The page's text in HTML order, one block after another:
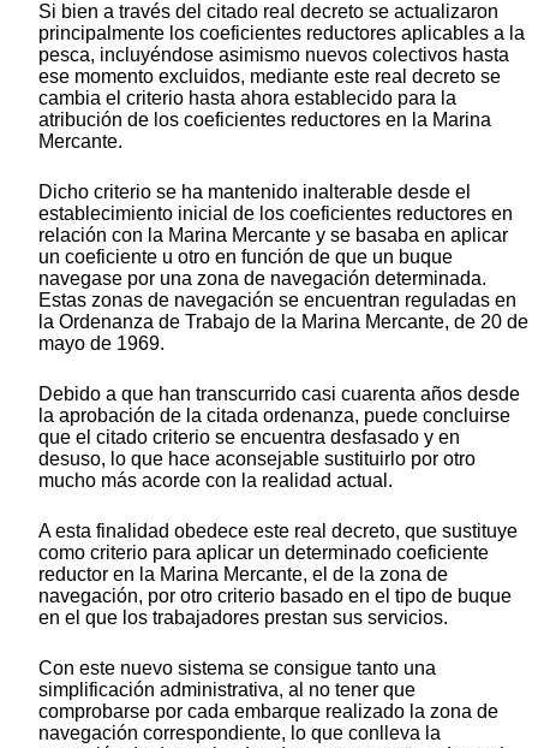
Si bien a través del citado real decreto se actualizaron
principalmente los coeficientes reductores aplicables a la
pesca, incluyéndose asimismo nuevos colectivos hasta
ese momento excluidos, mediante este real decreto se
cambia el criterio hasta ahora establecido para la
atribución de los coeficientes reductores en la Marina
Mercante.
Dicho criterio se ha mantenido inalterable desde el
establecimiento inicial de los coeficientes reductores en
relación con la Marina Mercante y se basaba en aplicar
un coeficiente u otro en función de que un buque
navegase por una zona de navegación determinada.
Estas zonas de navegación se encuentran reguladas en
la Ordenanza de Trabajo de la Marina Mercante, de 20 de
mayo de 1969.
Debido a que han transcurrido casi cuarenta años desde
la aprobación de la citada ordenanza, puede concluirse
que el citado criterio se encuentra desfasado y en
desuso, lo que hace aconsejable sustituirlo por otro
mucho más acorde con la realidad actual.
A esta finalidad obedece este real decreto, que sustituye
como criterio para aplicar un determinado coeficiente
reductor en la Marina Mercante, el de la zona de
navegación, por otro criterio basado en el tipo de buque
en el que los trabajadores prestan sus servicios.
Con este nuevo sistema se consigue tanto una
simplificación administrativa, al no tener que
comprobarse por cada embarque realizado la zona de
navegación correspondiente, lo que conlleva la